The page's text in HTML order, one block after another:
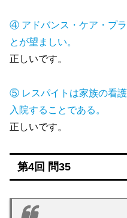
④ アドバンス・ケア・プ
とが望ましい。
正しいです。
⑤ レスパイトは家族の看
入院することである。
正しいです。
第4回 問35